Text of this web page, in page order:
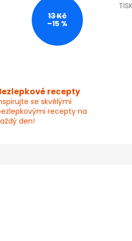
13 Kč
–15 %
recepty
se skvělými
recepty na
den!